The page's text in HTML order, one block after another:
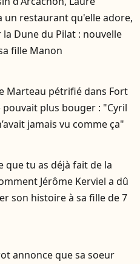
un restaurant qu'elle adore,
la Dune du Pilat : nouvelle
fille Manon
Marteau pétrifié dans Fort
pouvait plus bouger : "Cyril
jamais vu comme ça"
que tu as déjà fait de la
Jérôme Kerviel a dû
son histoire à sa fille de 7
annonce que sa soeur